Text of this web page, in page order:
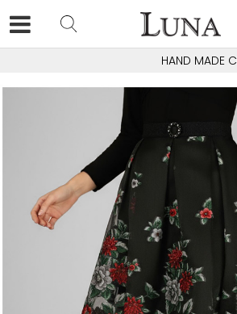
HAND MADE CIPELE>